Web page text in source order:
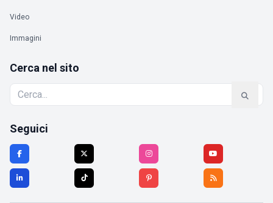
Video
Immagini
Cerca nel sito
Seguici